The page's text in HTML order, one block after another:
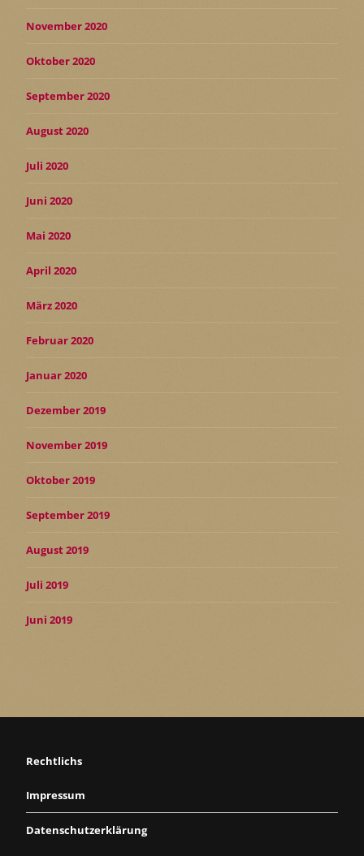
November 2020
Oktober 2020
September 2020
August 2020
Juli 2020
Juni 2020
Mai 2020
April 2020
März 2020
Februar 2020
Januar 2020
Dezember 2019
November 2019
Oktober 2019
September 2019
August 2019
Juli 2019
Juni 2019
Rechtlichs
Impressum
Datenschutzerklärung